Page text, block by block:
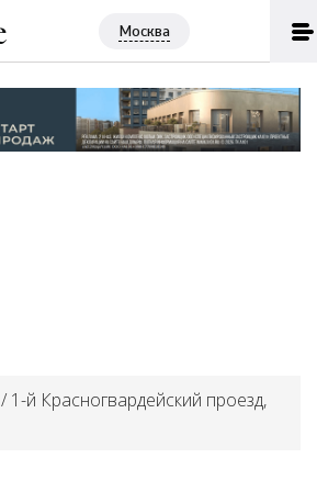
Москва
/ 1-й Красногвардейский проезд,